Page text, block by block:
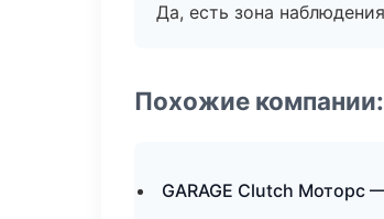
Да, есть зона
Похожие
GARAGE Clutch Моторс